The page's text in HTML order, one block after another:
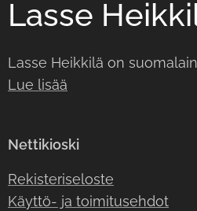
Lasse
Lasse Heikkilä on
Lue lisää
Nettikioski
Rekisteriseloste
Käyttö- ja toimitusehdot